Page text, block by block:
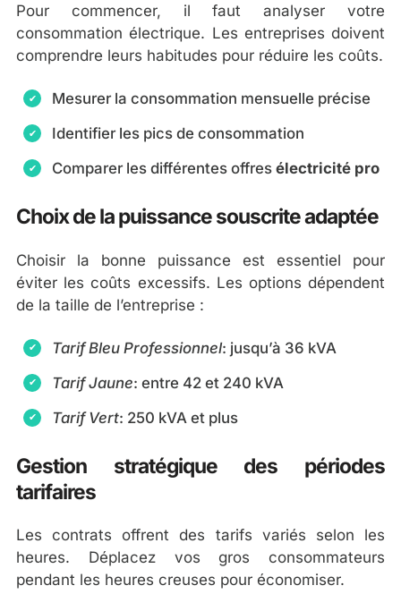
Pour commencer, il faut analyser votre
consommation électrique. Les entreprises doivent
comprendre leurs habitudes pour réduire les coûts.
Mesurer la consommation mensuelle précise
Identifier les pics de consommation
Comparer les différentes offres électricité pro
Choix de la puissance souscrite adaptée
Choisir la bonne puissance est essentiel pour
éviter les coûts excessifs. Les options dépendent
de la taille de l’entreprise :
Tarif Bleu Professionnel: jusqu’à 36 kVA
Tarif Jaune: entre 42 et 240 kVA
Tarif Vert: 250 kVA et plus
Gestion stratégique des périodes
tarifaires
Les contrats offrent des tarifs variés selon les
heures. Déplacez vos gros consommateurs
pendant les heures creuses pour économiser.